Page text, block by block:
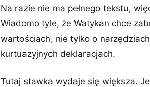
Na razie nie ma pełnego tekstu,
Wiadomo tyle, że Watykan chce
wartościach, nie tylko o
kurtuazyjnych deklaracjach.
Tutaj stawka wydaje się większa.